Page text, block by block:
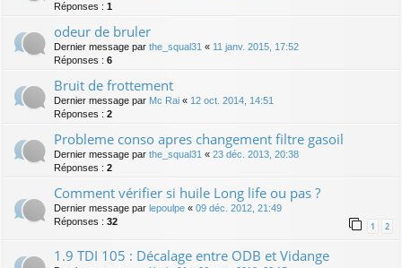
Réponses : 1
odeur de bruler
Dernier message par the_squal31 « 11 janv. 2015, 17:52
Réponses : 6
Bruit de frottement
Dernier message par Mc Rai « 12 oct. 2014, 14:51
Réponses : 2
Probleme conso apres changement filtre gasoil
Dernier message par the_squal31 « 23 déc. 2013, 20:38
Réponses : 2
Comment vérifier si huile Long life ou pas ?
Dernier message par lepoulpe « 09 déc. 2012, 21:49
Réponses : 32 1 2
1.9 TDI 105 : Décalage entre ODB et Vidange